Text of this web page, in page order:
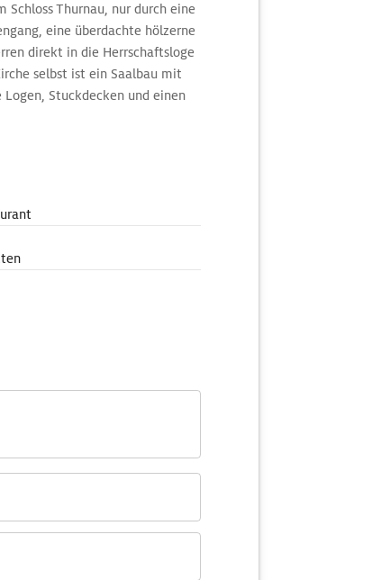
Thurnau, nur durch eine
eine überdachte hölzerne
direkt in die Herrschaftsloge
selbst ist ein Saalbau mit
Stuckdecken und einen